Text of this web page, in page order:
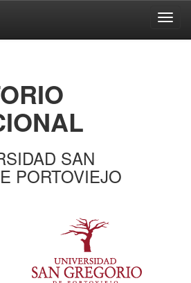
SAN
PORTOVIEJO